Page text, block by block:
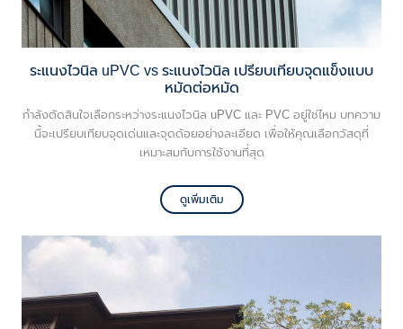
ระแนงไวนิล uPVC vs ระแนงไวนิล เปรียบเทียบจุดแข็งแบบ
หมัดต่อหมัด
กำลังตัดสินใจเลือกระหว่างระแนงไวนิล uPVC และ PVC อยู่ใช่ไหม บทความ
นี้จะเปรียบเทียบจุดเด่นและจุดด้อยอย่างละเอียด เพื่อให้คุณเลือกวัสดุที่
เหมาะสมกับการใช้งานที่สุด
ดูเพิ่มเติม